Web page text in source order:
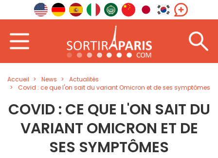
Accueil News
Actualités
Covid : ce que l'on sait du variant Omicron et de ses symptômes
COVID : CE QUE L'ON SAIT DU
VARIANT OMICRON ET DE
SES SYMPTÔMES